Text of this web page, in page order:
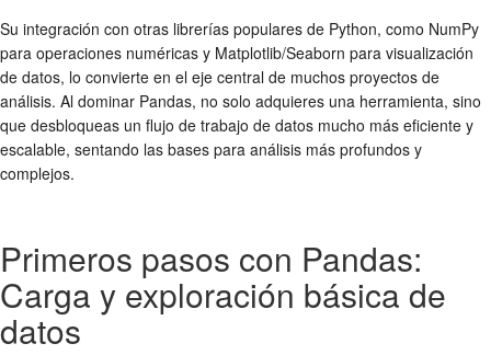
Su integración con otras librerías populares de Python, como NumPy
para operaciones numéricas y Matplotlib/Seaborn para visualización
de datos, lo convierte en el eje central de muchos proyectos de
análisis. Al dominar Pandas, no solo adquieres una herramienta, sino
que desbloqueas un flujo de trabajo de datos mucho más eficiente y
escalable, sentando las bases para análisis más profundos y
complejos.
Primeros pasos con Pandas:
Carga y exploración básica de
datos